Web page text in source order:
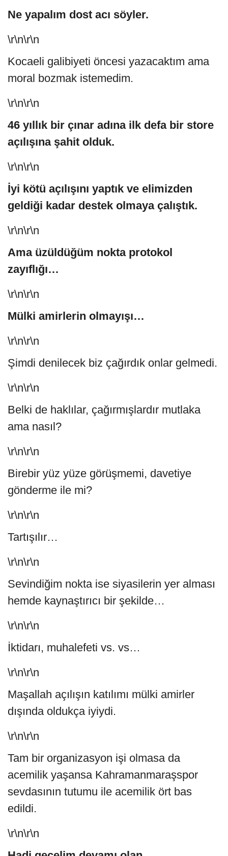
Ne yapalım dost acı söyler.
\r\n\r\n
Kocaeli galibiyeti öncesi yazacaktım ama
moral bozmak istemedim.
\r\n\r\n
46 yıllık bir çınar adına ilk defa bir store
açılışına şahit olduk.
\r\n\r\n
İyi kötü açılışını yaptık ve elimizden
geldiği kadar destek olmaya çalıştık.
\r\n\r\n
Ama üzüldüğüm nokta protokol
zayıflığı…
\r\n\r\n
Mülki amirlerin olmayışı…
\r\n\r\n
Şimdi denilecek biz çağırdık onlar gelmedi.
\r\n\r\n
Belki de haklılar, çağırmışlardır mutlaka
ama nasıl?
\r\n\r\n
Birebir yüz yüze görüşmemi, davetiye
gönderme ile mi?
\r\n\r\n
Tartışılır…
\r\n\r\n
Sevindiğim nokta ise siyasilerin yer alması
hemde kaynaştırıcı bir şekilde…
\r\n\r\n
İktidarı, muhalefeti vs. vs…
\r\n\r\n
Maşallah açılışın katılımı mülki amirler
dışında oldukça iyiydi.
\r\n\r\n
Tam bir organizasyon işi olmasa da
acemilik yaşansa Kahramanmaraşspor
sevdasının tutumu ile acemilik ört bas
edildi.
\r\n\r\n